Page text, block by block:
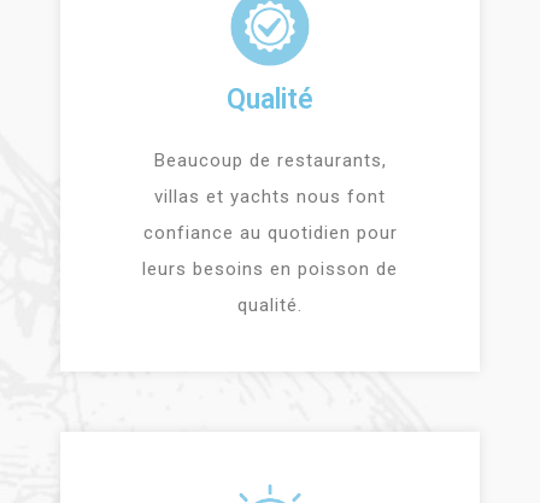
Qualité
Beaucoup de restaurants,
villas et yachts nous font
confiance au quotidien pour
leurs besoins en poisson de
qualité.